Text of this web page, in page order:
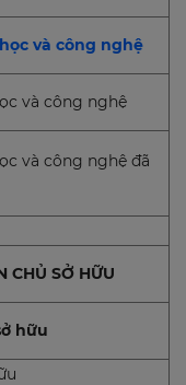
và công nghệ
và công nghệ
và công nghệ đã
CHỦ SỞ HỮU
hữu